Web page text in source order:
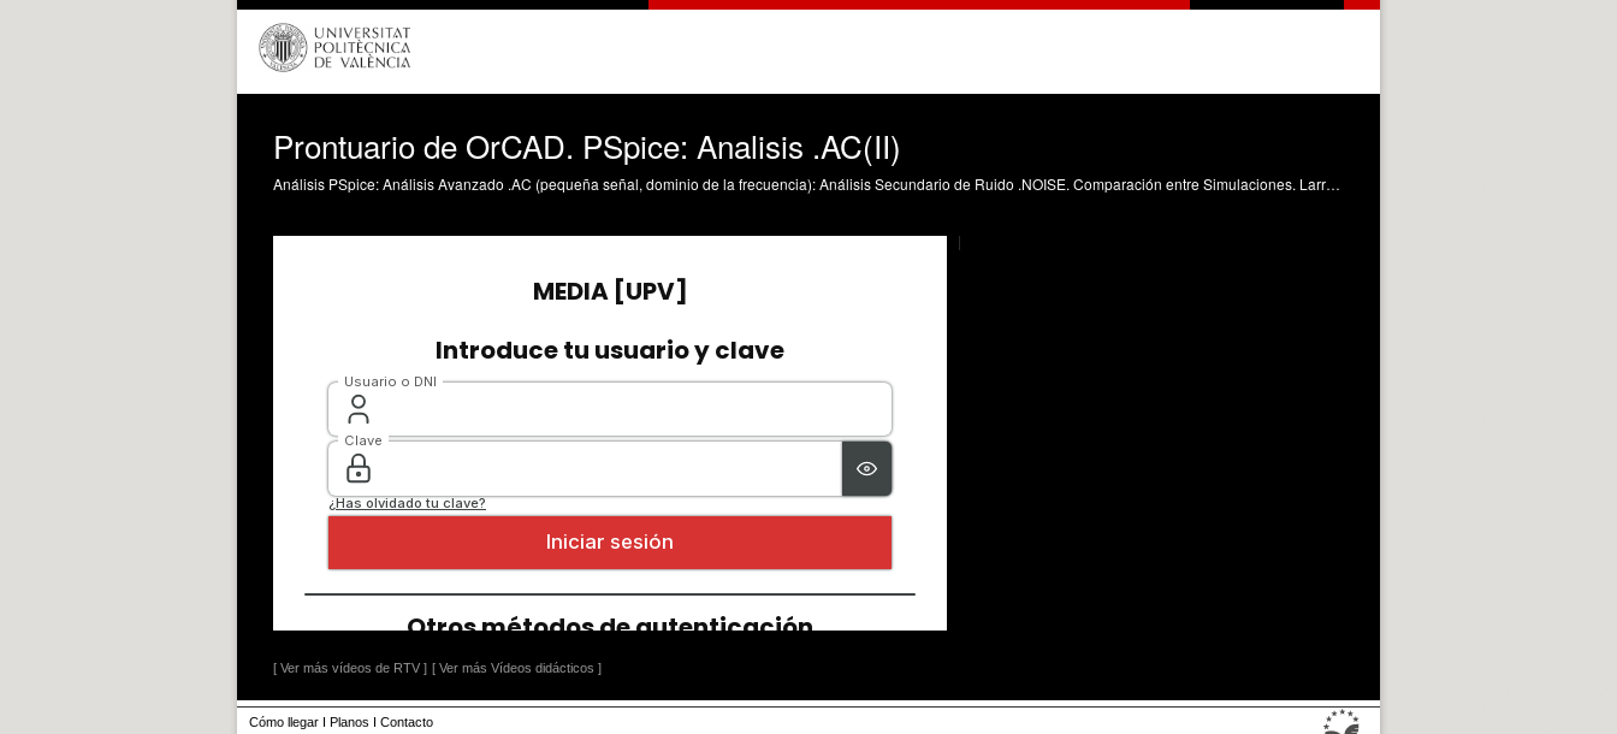
Prontuario de OrCAD. PSpice: Analisis .AC(II)
Análisis PSpice: Análisis Avanzado .AC (pequeña señal, dominio de la frecuencia): Análisis Secundario de Ruido .NOISE. Comparación entre Simulaciones. Larrea Torres, MÁ. (2010). Prontuario de OrCAD. PSpice: Analisis .AC(II). https://riunet.upv.es/handle/10251/7628
[ Ver más vídeos de RTV ] [ Ver más Vídeos didácticos ]
Cómo llegar I Planos I Contacto